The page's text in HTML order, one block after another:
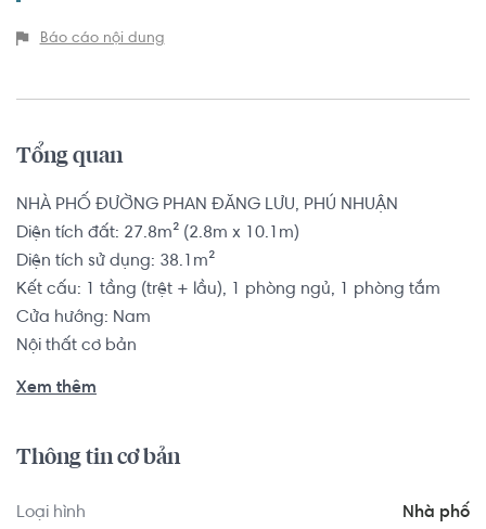
Báo cáo nội dung
Tổng quan
NHÀ PHỐ ĐƯỜNG PHAN ĐĂNG LƯU, PHÚ NHUẬN
Diện tích đất: 27.8m² (2.8m x 10.1m)
Diện tích sử dụng: 38.1m²
Kết cấu: 1 tầng (trệt + lầu), 1 phòng ngủ, 1 phòng tắm
Cửa hướng: Nam
Nội thất cơ bản
Chí Minh 1.8 km, cách Trường Cao đẳng Sài Gòn Gia Định
các tiện ích về y tế, giáo dục và giải trí xung quanh như:
Xem thêm
Thông tin cơ bản
Loại hình Nhà phố